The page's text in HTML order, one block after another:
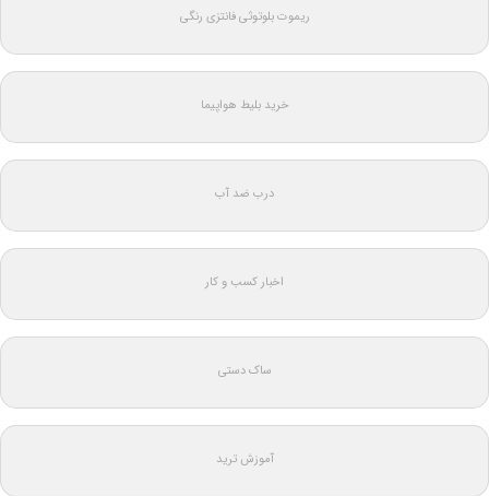
ریموت بلوتوثی فانتزی رنگی
خرید بلیط هواپیما
درب ضد آب
اخبار کسب و کار
ساک دستی
آموزش ترید